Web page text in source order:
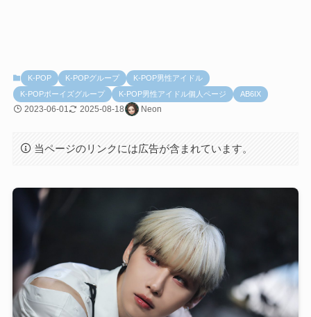
K-POP K-POPグループ
K-POP男性アイドル
K-POPボーイズグループ
K-POP男性アイドル個人ページ AB6IX
2023-06-01 2025-08-18 Neon
当ページのリンクには広告が含まれています。